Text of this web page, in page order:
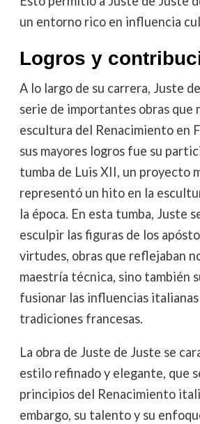
un entorno rico en influencia
Logros y
A lo largo de su carrera, Juste
serie de importantes obras que
escultura del Renacimiento en
sus mayores logros fue su
tumba de Luis XII, un proyecto
representó un hito en la
la época. En esta tumba, Juste
esculpir las figuras de los
virtudes, obras que reflejaban
maestría técnica, sino también
fusionar las influencias italianas
tradiciones francesas.
La obra de Juste de Juste se
estilo refinado y elegante, que
principios del Renacimiento
embargo, su talento y su